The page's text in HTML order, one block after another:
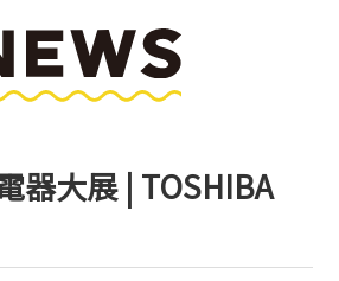
器大展 | TOSHIBA